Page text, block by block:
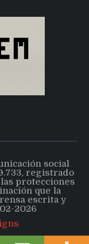
social
registrado
protecciones
que la
escrita y
2026